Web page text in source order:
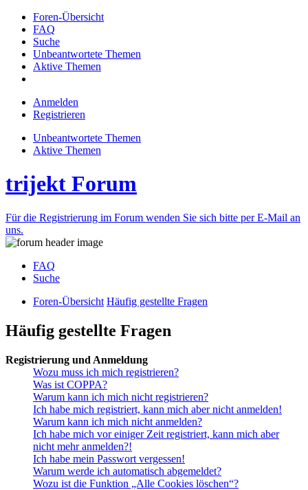
Foren-Übersicht
FAQ
Suche
Unbeantwortete Themen
Aktive Themen
Anmelden
Registrieren
Unbeantwortete Themen
Aktive Themen
trijekt Forum
Für die Registrierung im Forum wenden Sie sich bitte per E-Mail an
uns.
FAQ
Suche
Foren-Übersicht Häufig gestellte Fragen
Häufig gestellte Fragen
Registrierung und Anmeldung
Wozu muss ich mich registrieren?
Was ist COPPA?
Warum kann ich mich nicht registrieren?
Ich habe mich registriert, kann mich aber nicht anmelden!
Warum kann ich mich nicht anmelden?
Ich habe mich vor einiger Zeit registriert, kann mich aber
nicht mehr anmelden?!
Ich habe mein Passwort vergessen!
Warum werde ich automatisch abgemeldet?
Wozu ist die Funktion „Alle Cookies löschen“?